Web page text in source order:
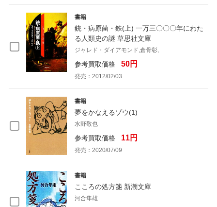
書籍
銃・病原菌・鉄(上) 一万三〇〇〇年にわた
る人類史の謎 草思社文庫
ジャレド・ダイアモンド,倉骨彰,
参考買取価格 50円
発売：2012/02/03
書籍
夢をかなえるゾウ(1)
水野敬也
参考買取価格 11円
発売：2020/07/09
書籍
こころの処方箋 新潮文庫
河合隼雄